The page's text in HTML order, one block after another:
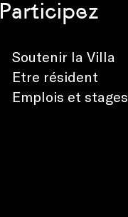
Participez
Soutenir la Villa
Etre résident
Emplois et stages